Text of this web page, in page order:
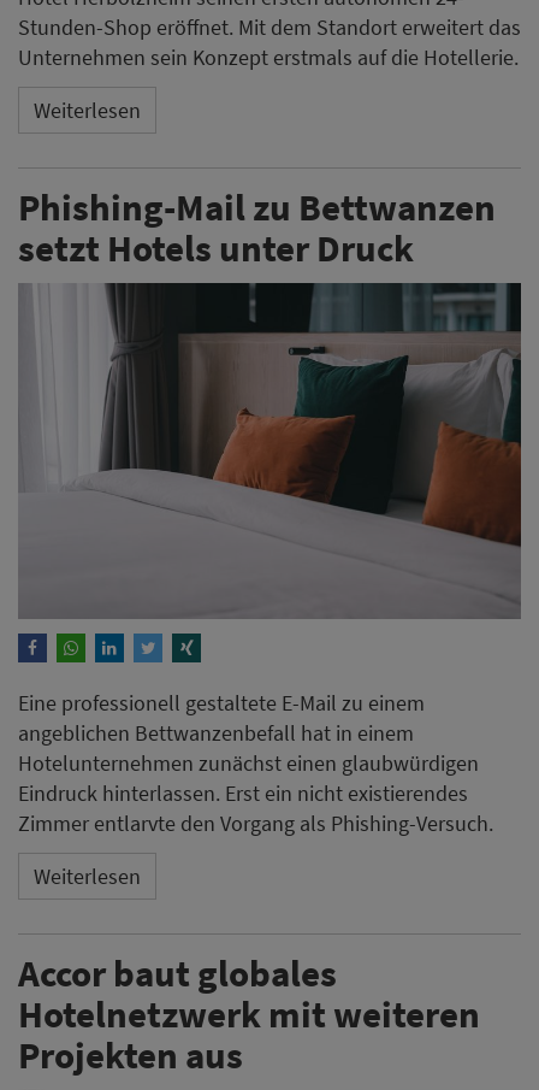
Stunden-Shop eröffnet. Mit dem Standort erweitert das
Unternehmen sein Konzept erstmals auf die Hotellerie.
Weiterlesen
Phishing-Mail zu Bettwanzen
setzt Hotels unter Druck
Eine professionell gestaltete E-Mail zu einem
angeblichen Bettwanzenbefall hat in einem
Hotelunternehmen zunächst einen glaubwürdigen
Eindruck hinterlassen. Erst ein nicht existierendes
Zimmer entlarvte den Vorgang als Phishing-Versuch.
Weiterlesen
Accor baut globales
Hotelnetzwerk mit weiteren
Projekten aus